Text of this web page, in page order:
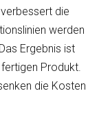
die
werden
Ergebnis ist
Produkt.
die Kosten